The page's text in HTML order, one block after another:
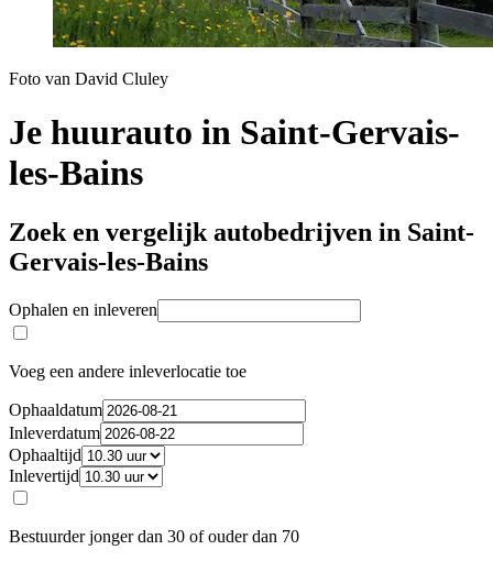
Foto van David Cluley
Je huurauto in Saint-Gervais-
les-Bains
Zoek en vergelijk autobedrijven in Saint-
Gervais-les-Bains
Ophalen en inleveren
Voeg een andere inleverlocatie toe
Ophaaldatum
Inleverdatum
Ophaaltijd
Inlevertijd
Bestuurder jonger dan 30 of ouder dan 70